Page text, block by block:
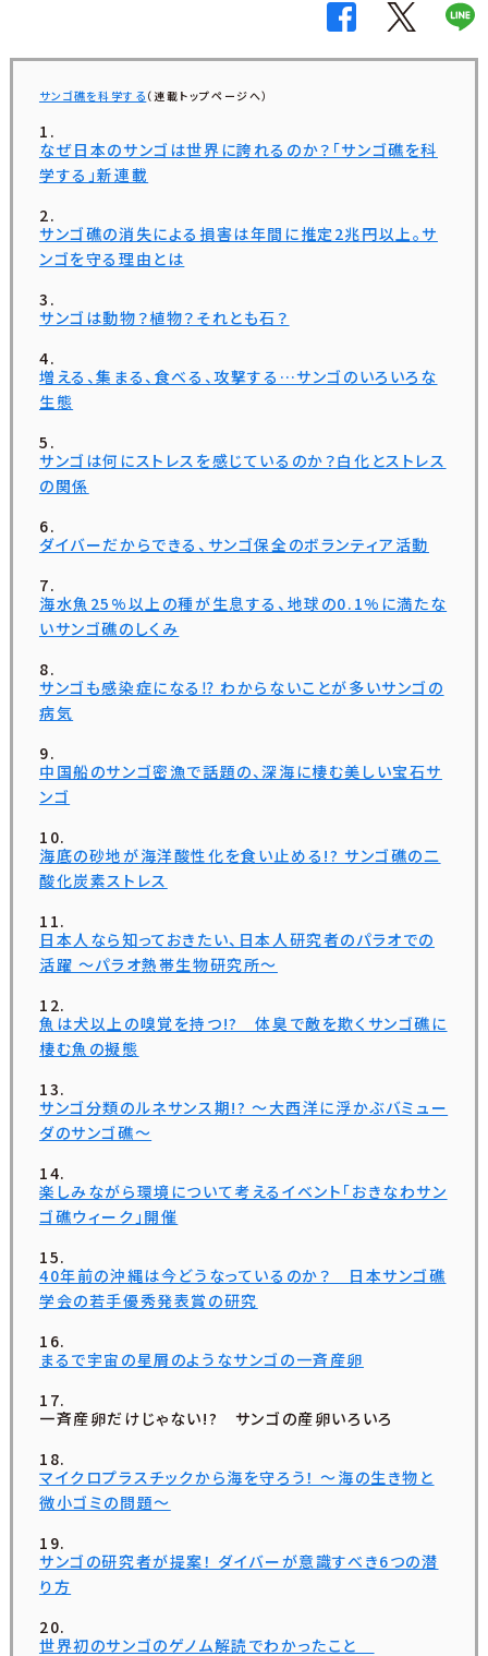
サンゴ礁を科学する （連載トップページへ）
なぜ日本のサンゴは世界に誇れるのか？「サンゴ礁を科
学する」新連載
サンゴ礁の消失による損害は年間に推定2兆円以上。サ
ンゴを守る理由とは
サンゴは動物？植物？それとも石？
増える、集まる、食べる、攻撃する…サンゴのいろいろな
生態
サンゴは何にストレスを感じているのか？白化とストレス
の関係
ダイバーだからできる、サンゴ保全のボランティア活動
海水魚25%以上の種が生息する、地球の0.1%に満たな
いサンゴ礁のしくみ
サンゴも感染症になる⁉ わからないことが多いサンゴの
病気
中国船のサンゴ密漁で話題の、深海に棲む美しい宝石サ
ンゴ
海底の砂地が海洋酸性化を食い止める!? サンゴ礁の二
酸化炭素ストレス
日本人なら知っておきたい、日本人研究者のパラオでの
活躍 ～パラオ熱帯生物研究所～
魚は犬以上の嗅覚を持つ!? 体臭で敵を欺くサンゴ礁に
棲む魚の擬態
サンゴ分類のルネサンス期!? ～大西洋に浮かぶバミュー
ダのサンゴ礁～
楽しみながら環境について考えるイベント「おきなわサン
ゴ礁ウィーク」開催
40年前の沖縄は今どうなっているのか？ 日本サンゴ礁
学会の若手優秀発表賞の研究
まるで宇宙の星屑のようなサンゴの一斉産卵
一斉産卵だけじゃない!? サンゴの産卵いろいろ
マイクロプラスチックから海を守ろう！ ～海の生き物と
微小ゴミの問題～
サンゴの研究者が提案！ ダイバーが意識すべき6つの潜
り方
世界初のサンゴのゲノム解読でわかったこと